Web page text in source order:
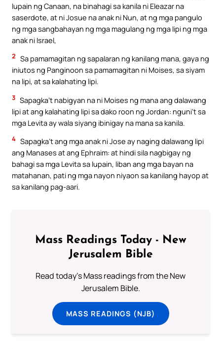
lupain ng Canaan, na binahagi sa kanila ni Eleazar na
saserdote, at ni Josue na anak ni Nun, at ng mga pangulo
ng mga sangbahayan ng mga magulang ng mga lipi ng mga
anak ni Israel,
2 Sa pamamagitan ng sapalaran ng kanilang mana, gaya ng
iniutos ng Panginoon sa pamamagitan ni Moises, sa siyam
na lipi, at sa kalahating lipi.
3 Sapagka’t nabigyan na ni Moises ng mana ang dalawang
lipi at ang kalahating lipi sa dako roon ng Jordan: nguni’t sa
mga Levita ay wala siyang ibinigay na mana sa kanila.
4 Sapagka’t ang mga anak ni Jose ay naging dalawang lipi
ang Manases at ang Ephraim: at hindi sila nagbigay ng
bahagi sa mga Levita sa lupain, liban ang mga bayan na
matahanan, pati ng mga nayon niyaon sa kanilang hayop at
sa kanilang pag-aari.
Mass Readings Today - New
Jerusalem Bible
Read today's Mass readings from the New
Jerusalem Bible.
MASS READINGS (NJB)